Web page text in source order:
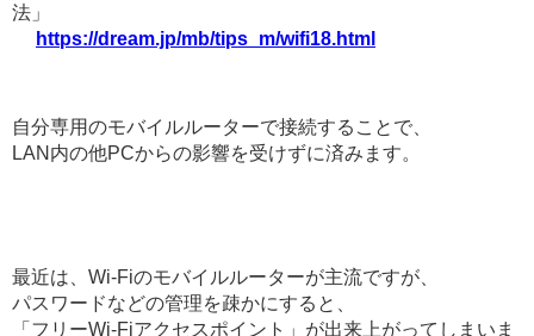
法」
https://dream.jp/mb/tips_m/wifi18.html
自分専用のモバイルルーターで接続することで、
LAN内の他PCからの影響を受けずに済みます。
最近は、Wi-Fiのモバイルルーターが主流ですが、
パスワードなどの管理を疎かにすると、
「フリーWi-Fiアクセスポイント」が出来上がってしまいま